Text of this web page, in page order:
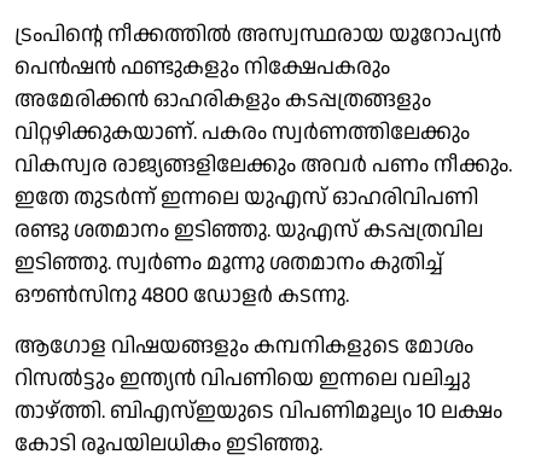
ട്രംപിൻ്റെ നീക്കത്തിൽ അസ്വസ്ഥരായ യൂറോപ്യൻ
പെൻഷൻ ഫണ്ടുകളും നിക്ഷേപകരും
അമേരിക്കൻ ഓഹരികളും കടപ്പത്രങ്ങളും
വിറ്റഴിക്കുകയാണ്. പകരം സ്വർണത്തിലേക്കും
വികസ്വര രാജ്യങ്ങളിലേക്കും അവർ പണം നീക്കും.
ഇതേ തുടർന്ന് ഇന്നലെ യുഎസ് ഓഹരിവിപണി
രണ്ടു ശതമാനം ഇടിഞ്ഞു. യുഎസ് കടപ്പത്രവില
ഇടിഞ്ഞു. സ്വർണം മൂന്നു ശതമാനം കുതിച്ച്
ഔൺസിനു 4800 ഡോളർ കടന്നു.
ആഗോള വിഷയങ്ങളും കമ്പനികളുടെ മോശം
റിസൽട്ടും ഇന്ത്യൻ വിപണിയെ ഇന്നലെ വലിച്ചു
താഴ്‌ത്തി. ബിഎസ്ഇയുടെ വിപണിമൂല്യം 10 ലക്ഷം
കോടി രൂപയിലധികം ഇടിഞ്ഞു.